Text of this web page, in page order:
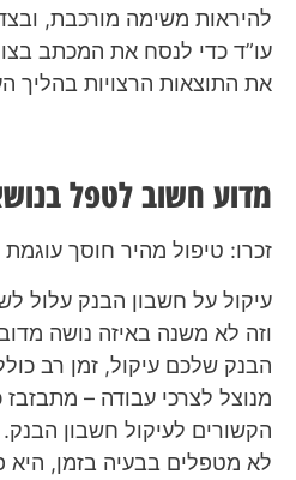
להיראות משימה מורכבת,
עו”ד כדי לנסח את המכתב
את התוצאות הרצויות בהליך
מדוע חשוב לטפל
זכרו: טיפול מהיר חוסך
עיקול על חשבון הבנק עלול
וזה לא משנה באיזה נושה
הבנק שלכם עיקול, זמן רב
מנוצל לצרכי עבודה – מתבזבז
הקשורים לעיקול חשבון
לא מטפלים בבעיה בזמן, היא